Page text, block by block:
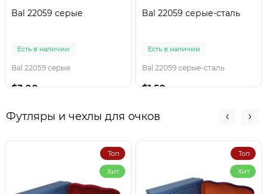
Bal 22059 серые
Есть в наличии
Bal 22059 серые
$3.00
Bal 22059 серые-сталь
Есть в наличии
Bal 22059 серые-сталь
$1.50
Футляры и чехлы для очков
Топ
Хит
Топ
Хит